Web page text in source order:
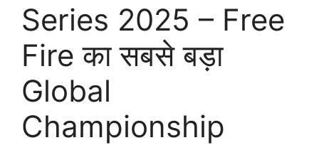
Series 2025 – Free
Fire का सबसे बड़ा
Global
Championship